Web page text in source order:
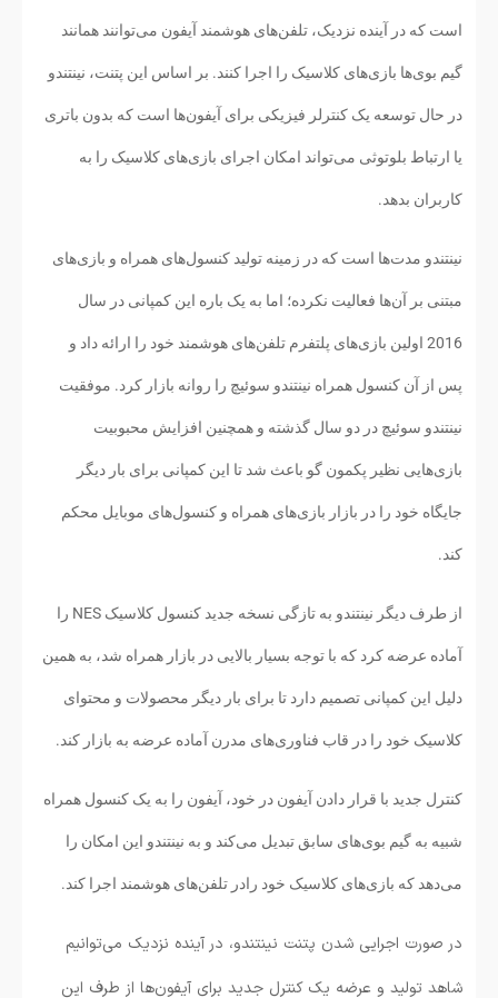
است که در آینده نزدیک، تلفن‌های هوشمند آیفون می‌توانند همانند
گیم بوی‌ها بازی‌های کلاسیک را اجرا کنند. بر اساس این پتنت، نینتندو
در حال توسعه یک کنترلر فیزیکی برای آیفون‌ها است که بدون باتری
یا ارتباط بلوتوثی می‌تواند امکان اجرای بازی‌های کلاسیک را به
کاربران بدهد.
نینتندو مدت‌ها است که در زمینه تولید کنسول‌های همراه و بازی‌های
مبتنی بر آن‌ها فعالیت نکرده؛ اما به یک باره این کمپانی در سال
2016 اولین بازی‌های پلتفرم تلفن‌های هوشمند خود را ارائه داد و
پس از آن کنسول همراه نینتندو سوئیچ را روانه بازار کرد. موفقیت
نینتندو سوئیچ در دو سال گذشته و همچنین افزایش محبوبیت
بازی‌هایی نظیر پکمون گو باعث شد تا این کمپانی برای بار دیگر
جایگاه خود را در بازار بازی‌های همراه و کنسول‌های موبایل محکم
کند.
از طرف دیگر نینتندو به تازگی نسخه جدید کنسول کلاسیک NES را
آماده عرضه کرد که با توجه بسیار بالایی در بازار همراه شد، به همین
دلیل این کمپانی تصمیم دارد تا برای بار دیگر محصولات و محتوای
کلاسیک خود را در قاب فناوری‌های مدرن آماده عرضه به بازار کند.
کنترل جدید با قرار دادن آیفون در خود، آیفون را به یک کنسول همراه
شبیه به گیم بوی‌های سابق تبدیل می‌کند و به نینتندو این امکان را
می‌دهد که بازی‌های کلاسیک خود رادر تلفن‌های هوشمند اجرا کند.
در صورت اجرایی شدن پتنت نینتندو، در آینده نزدیک می‌توانیم
شاهد تولید و عرضه یک کنترل جدید برای آیفون‌ها از طرف این